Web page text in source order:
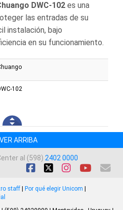
DWC-102 es una
las entradas de su
instalación, bajo
en su funcionamiento.
102
ARRIBA
al (598) 2402 0000
staff Por qué elegir Unicom